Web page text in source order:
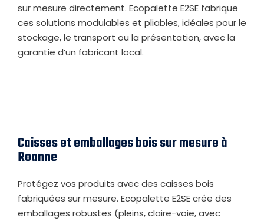
sur mesure directement. Ecopalette E2SE fabrique
ces solutions modulables et pliables, idéales pour le
stockage, le transport ou la présentation, avec la
garantie d’un fabricant local.
Caisses et emballages bois sur mesure à
Roanne
Protégez vos produits avec des caisses bois
fabriquées sur mesure. Ecopalette E2SE crée des
emballages robustes (pleins, claire-voie, avec